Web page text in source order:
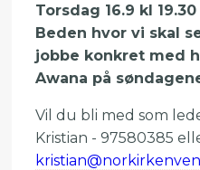
Torsdag 16.9 kl
Beden hvor vi skal
jobbe konkret med
Awana på
Vil du bli med som
Kristian - 97580385